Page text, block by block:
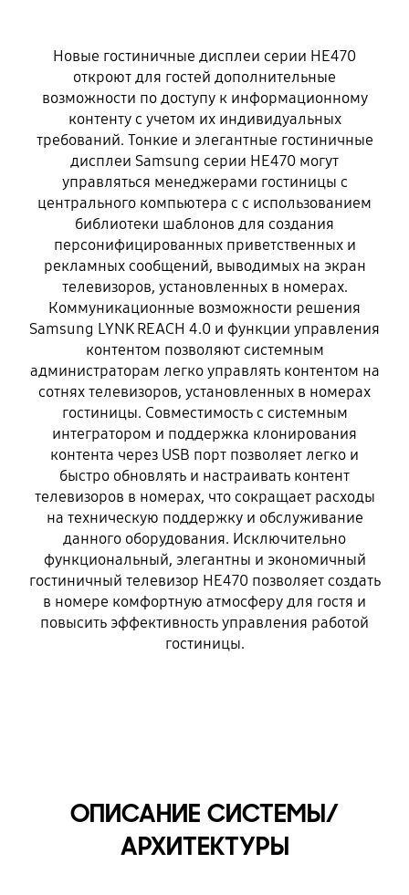
Новые гостиничные дисплеи серии HE470
откроют для гостей дополнительные
возможности по доступу к информационному
контенту с учетом их индивидуальных
требований. Тонкие и элегантные гостиничные
дисплеи Samsung серии HE470 могут
управляться менеджерами гостиницы с
центрального компьютера с с использованием
библиотеки шаблонов для создания
персонифицированных приветственных и
рекламных сообщений, выводимых на экран
телевизоров, установленных в номерах.
Коммуникационные возможности решения
Samsung LYNK REACH 4.0 и функции управления
контентом позволяют системным
администраторам легко управлять контентом на
сотнях телевизоров, установленных в номерах
гостиницы. Совместимость с системным
интегратором и поддержка клонирования
контента через USB порт позволяет легко и
быстро обновлять и настраивать контент
телевизоров в номерах, что сокращает расходы
на техническую поддержку и обслуживание
данного оборудования. Исключительно
функциональный, элегантны и экономичный
гостиничный телевизор HE470 позволяет создать
в номере комфортную атмосферу для гостя и
повысить эффективность управления работой
гостиницы.
ОПИСАНИЕ СИСТЕМЫ/
АРХИТЕКТУРЫ